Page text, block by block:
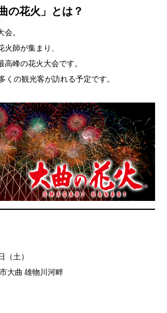
の花火」とは？
。
師が集まり、
峰の花火大会です。
くの観光客が訪れる予定です。
（土）
大曲 雄物川河畔